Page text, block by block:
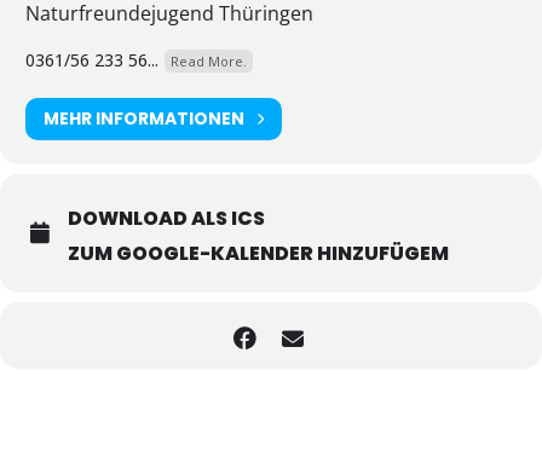
Naturfreundejugend Thüringen
0361/56 233 56... Read More.
MEHR INFORMATIONEN
DOWNLOAD ALS ICS
ZUM GOOGLE-KALENDER HINZUFÜGEM